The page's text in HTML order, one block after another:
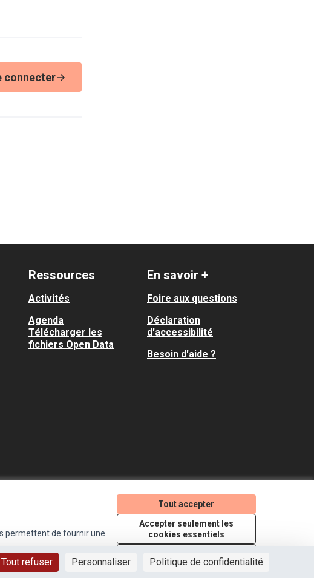
Tout refuser Personnaliser Politique de confidentialité
permettent de fournir une
Tout accepter
Accepter seulement les
cookies essentiels
connecter
Ressources
Activités
Agenda
Télécharger les
fichiers Open Data
En savoir +
Foire aux questions
Déclaration
d'accessibilité
Besoin d'aide ?
(Lien externe)
(Lien externe)
(Lien externe)
Licence Creative
(Lien externe)